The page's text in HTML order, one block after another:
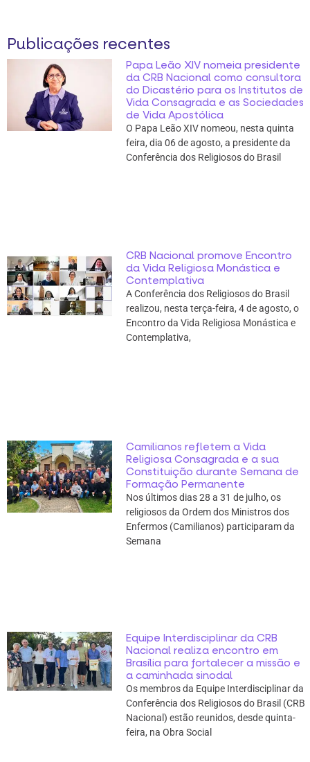
Publicações recentes
Papa Leão XIV nomeia presidente
da CRB Nacional como consultora
do Dicastério para os Institutos de
Vida Consagrada e as Sociedades
de Vida Apostólica
O Papa Leão XIV nomeou, nesta quinta
feira, dia 06 de agosto, a presidente da
Conferência dos Religiosos do Brasil
CRB Nacional promove Encontro
da Vida Religiosa Monástica e
Contemplativa
A Conferência dos Religiosos do Brasil
realizou, nesta terça-feira, 4 de agosto, o
Encontro da Vida Religiosa Monástica e
Contemplativa,
Camilianos refletem a Vida
Religiosa Consagrada e a sua
Constituição durante Semana de
Formação Permanente
Nos últimos dias 28 a 31 de julho, os
religiosos da Ordem dos Ministros dos
Enfermos (Camilianos) participaram da
Semana
Equipe Interdisciplinar da CRB
Nacional realiza encontro em
Brasília para fortalecer a missão e
a caminhada sinodal
Os membros da Equipe Interdisciplinar da
Conferência dos Religiosos do Brasil (CRB
Nacional) estão reunidos, desde quinta-
feira, na Obra Social